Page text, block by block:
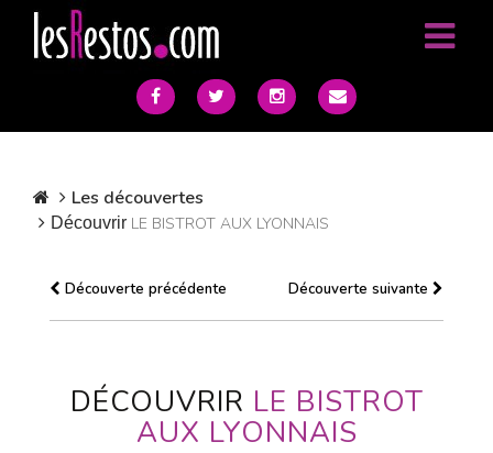
Les découvertes
Découvrir LE BISTROT AUX LYONNAIS
Découverte précédente Découverte suivante
DÉCOUVRIR LE BISTROT
AUX LYONNAIS